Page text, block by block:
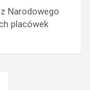
Narodowego
placówek